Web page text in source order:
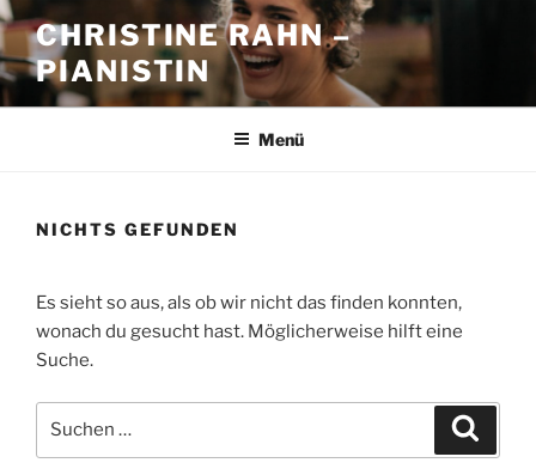
Zum
Inhalt
springen
CHRISTINE RAHN –
PIANISTIN
Menü
NICHTS GEFUNDEN
Es sieht so aus, als ob wir nicht das finden konnten,
wonach du gesucht hast. Möglicherweise hilft eine
Suche.
nach: